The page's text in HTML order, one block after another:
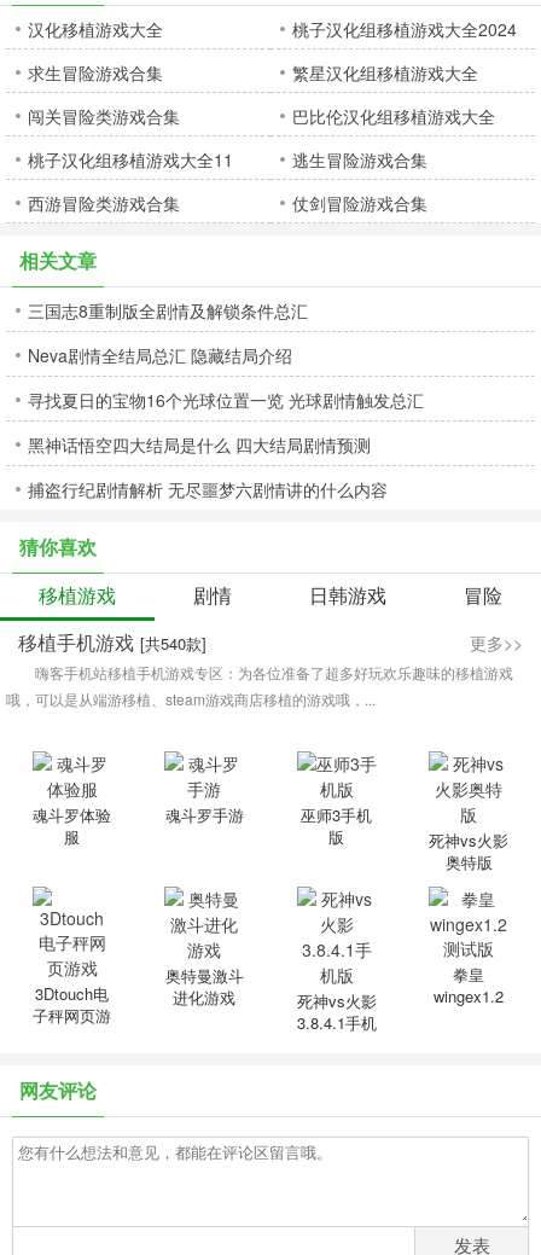
汉化移植游戏大全
桃子汉化组移植游戏大全2024
求生冒险游戏合集
繁星汉化组移植游戏大全
闯关冒险类游戏合集
巴比伦汉化组移植游戏大全
桃子汉化组移植游戏大全11
逃生冒险游戏合集
西游冒险类游戏合集
仗剑冒险游戏合集
相关文章
三国志8重制版全剧情及解锁条件总汇
Neva剧情全结局总汇 隐藏结局介绍
寻找夏日的宝物16个光球位置一览 光球剧情触发总汇
黑神话悟空四大结局是什么 四大结局剧情预测
捕盗行纪剧情解析 无尽噩梦六剧情讲的什么内容
猜你喜欢
移植游戏
剧情 日韩游戏
冒险
移植手机游戏 [共540款] 更多>>
嗨客手机站移植手机游戏专区：为各位准备了超多好玩欢乐趣味的移植游戏
哦，可以是从端游移植、steam游戏商店移植的游戏哦，...
魂斗罗体验
服
魂斗罗手游
巫师3手机
版
死神vs火影
奥特版
3Dtouch电
子秤网页游
奥特曼激斗
进化游戏
死神vs火影
3.8.4.1手机
拳皇
wingex1.2
网友评论
发表